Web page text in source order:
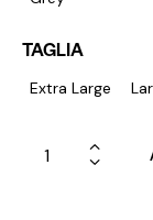
TAGLIA
Extra Large